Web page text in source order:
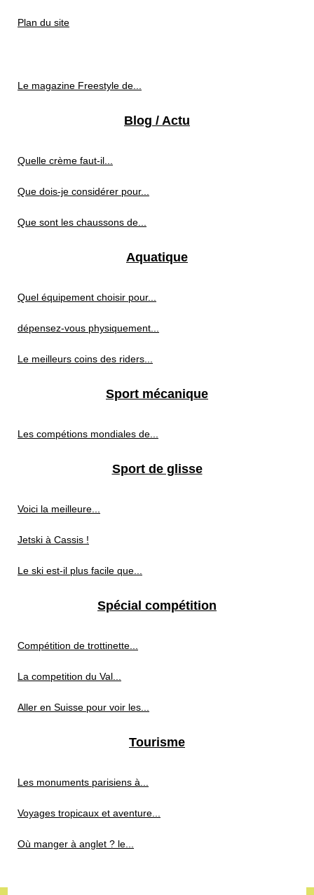
Plan du site
Le magazine Freestyle de...
Blog / Actu
Quelle crème faut-il...
Que dois-je considérer pour...
Que sont les chaussons de...
Aquatique
Quel équipement choisir pour...
dépensez-vous physiquement...
Le meilleurs coins des riders...
Sport mécanique
Les compétions mondiales de...
Sport de glisse
Voici la meilleure...
Jetski à Cassis !
Le ski est-il plus facile que...
Spécial compétition
Compétition de trottinette...
La competition du Val...
Aller en Suisse pour voir les...
Tourisme
Les monuments parisiens à...
Voyages tropicaux et aventure...
Où manger à anglet ? le...